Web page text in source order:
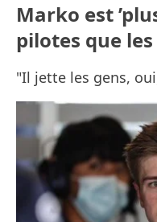
Marko est
pilotes que
"Il jette les gens,